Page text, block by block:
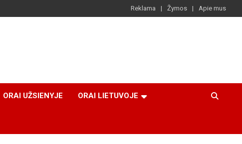
Reklama Žymos Apie mus
ORAI UŽSIENYJE ORAI LIETUVOJE